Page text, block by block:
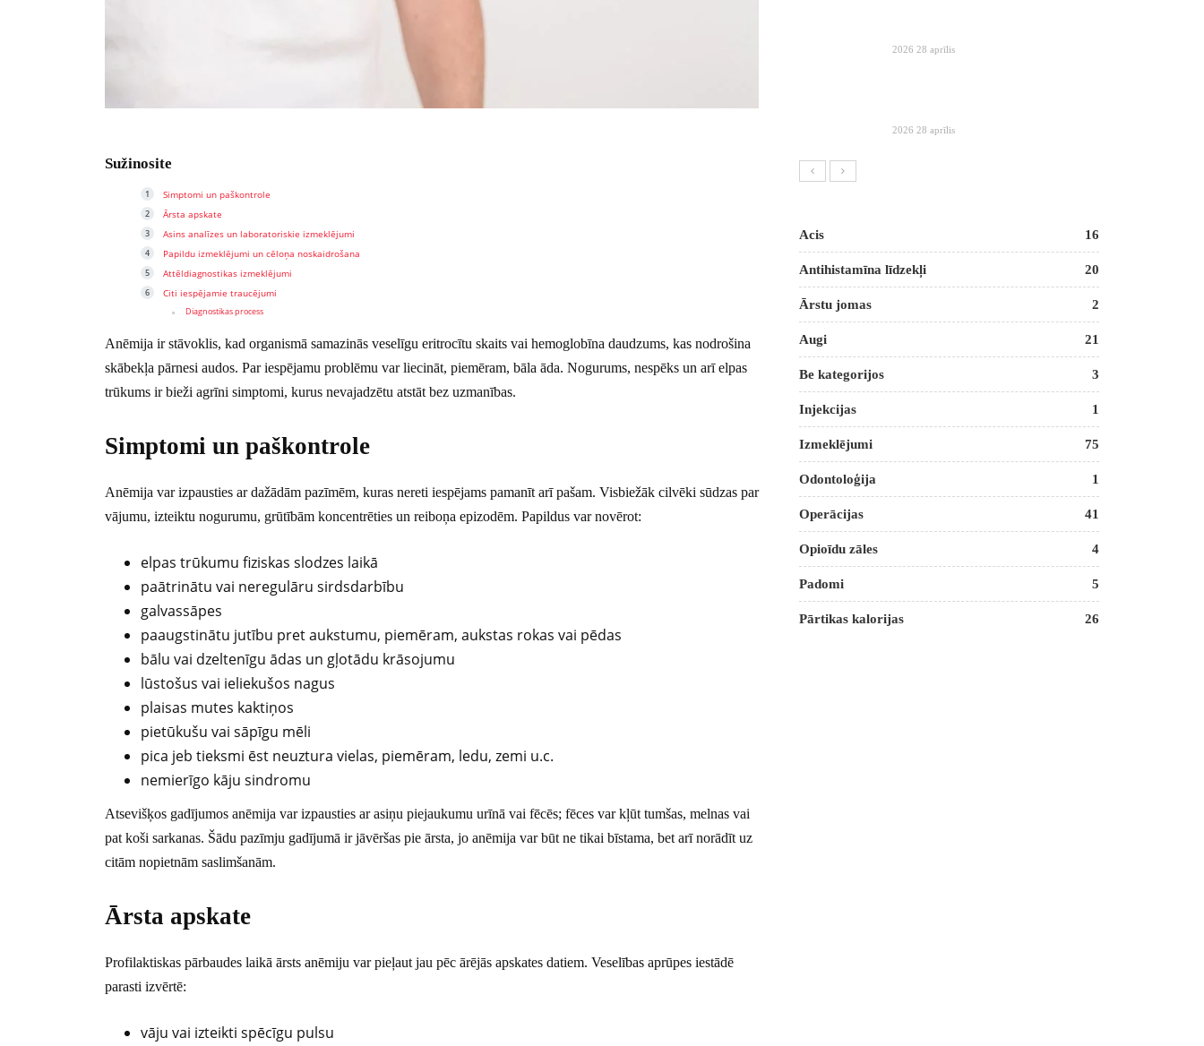
Sužinosite
Simptomi un paškontrole
Ārsta apskate
Asins analīzes un laboratoriskie izmeklējumi
Papildu izmeklējumi un cēloņa noskaidrošana
Attēldiagnostikas izmeklējumi
Citi iespējamie traucējumi
Diagnostikas process
Anēmija ir stāvoklis, kad organismā samazinās veselīgu eritrocītu skaits vai hemoglobīna daudzums, kas nodrošina
skābekļa pārnesi audos. Par iespējamu problēmu var liecināt, piemēram, bāla āda. Nogurums, nespēks un arī elpas
trūkums ir bieži agrīni simptomi, kurus nevajadzētu atstāt bez uzmanības.
Simptomi un paškontrole
Anēmija var izpausties ar dažādām pazīmēm, kuras nereti iespējams pamanīt arī pašam. Visbiežāk cilvēki sūdzas par
vājumu, izteiktu nogurumu, grūtībām koncentrēties un reiboņa epizodēm. Papildus var novērot:
elpas trūkumu fiziskas slodzes laikā
paātrinātu vai neregulāru sirdsdarbību
galvassāpes
paaugstinātu jutību pret aukstumu, piemēram, aukstas rokas vai pēdas
bālu vai dzeltenīgu ādas un gļotādu krāsojumu
lūstošus vai ieliekušos nagus
plaisas mutes kaktiņos
pietūkušu vai sāpīgu mēli
pica jeb tieksmi ēst neuztura vielas, piemēram, ledu, zemi u.c.
nemierīgo kāju sindromu
Atsevišķos gadījumos anēmija var izpausties ar asiņu piejaukumu urīnā vai fēcēs; fēces var kļūt tumšas, melnas vai
pat koši sarkanas. Šādu pazīmju gadījumā ir jāvēršas pie ārsta, jo anēmija var būt ne tikai bīstama, bet arī norādīt uz
citām nopietnām saslimšanām.
Ārsta apskate
Profilaktiskas pārbaudes laikā ārsts anēmiju var pieļaut jau pēc ārējās apskates datiem. Veselības aprūpes iestādē
parasti izvērtē:
vāju vai izteikti spēcīgu pulsu
2026 28 aprīlis
2026 28 aprīlis
Acis 16
Antihistamīna līdzekļi 20
Ārstu jomas 2
Augi 21
Be kategorijos 3
Injekcijas 1
Izmeklējumi 75
Odontoloģija 1
Operācijas 41
Opioīdu zāles 4
Padomi 5
Pārtikas kalorijas 26